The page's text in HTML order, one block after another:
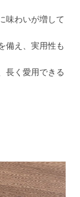
味わいが増して
備え、実用性も
長く愛用できる